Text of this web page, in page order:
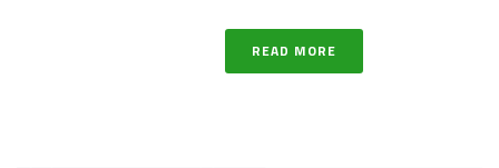
READ MORE